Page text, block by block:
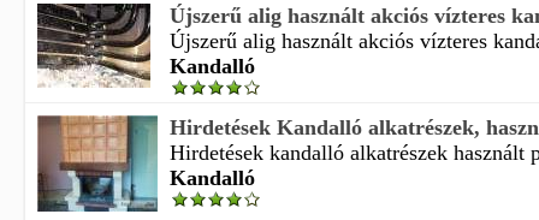
Újszerű alig használt akciós vízteres
Újszerű alig használt akciós vízteres
Kandalló
Hirdetések Kandalló alkatrészek,
Hirdetések kandalló alkatrészek használt
Kandalló